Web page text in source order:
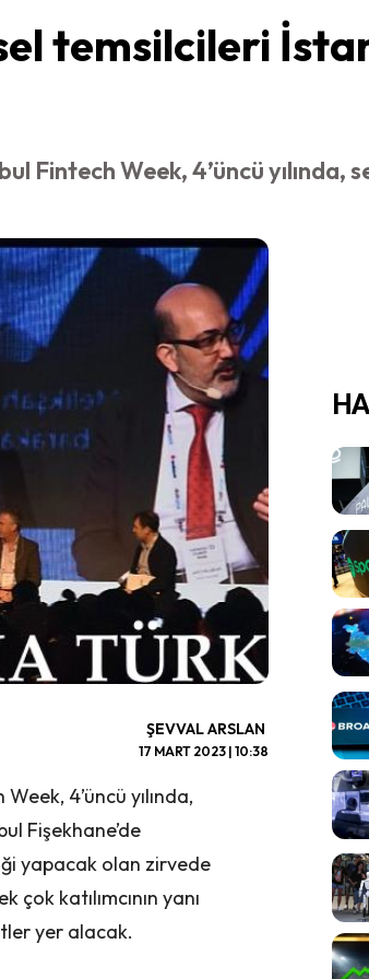
temsilcileri
Fintech Week, 4’üncü yılında,
ŞEVVAL ARSLAN
17 MART 2023 | 10:38
4’üncü yılında,
Fişekhane’de
yapacak olan zirvede
katılımcının yanı
yer alacak.